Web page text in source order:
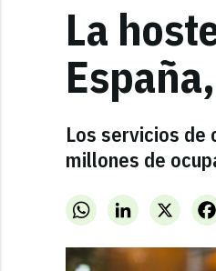
La
Los servicios de
millones de
WhatsAppLinkedInX